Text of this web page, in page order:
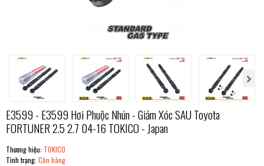
E3599 - E3599 Hơi Phuộc Nhún - Giảm Xóc SAU Toyota
FORTUNER 2.5 2.7 04-16 TOKICO - Japan
Thương hiệu: TOKICO
Tình trạng: Còn hàng